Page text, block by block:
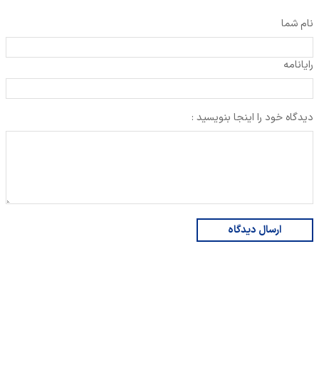
نام شما
رایانامه
دیدگاه خود را اینجا بنویسید :
ارسال دیدگاه